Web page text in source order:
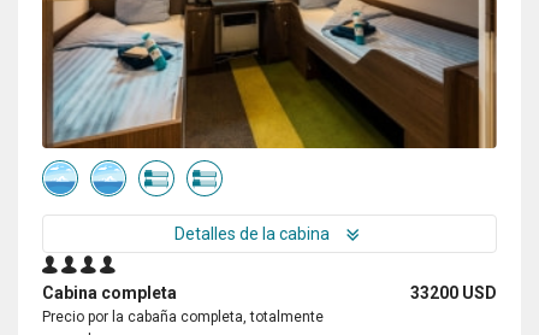
Detalles de la cabina
Cabina completa 33200 USD
Precio por la cabaña completa, totalmente